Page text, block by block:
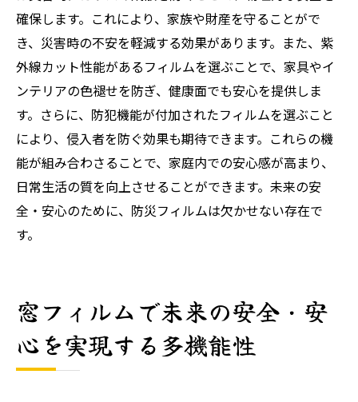
確保します。これにより、家族や財産を守ることがで
き、災害時の不安を軽減する効果があります。また、紫
外線カット性能があるフィルムを選ぶことで、家具やイ
ンテリアの色褪せを防ぎ、健康面でも安心を提供しま
す。さらに、防犯機能が付加されたフィルムを選ぶこと
により、侵入者を防ぐ効果も期待できます。これらの機
能が組み合わさることで、家庭内での安心感が高まり、
日常生活の質を向上させることができます。未来の安
全・安心のために、防災フィルムは欠かせない存在で
す。
窓フィルムで未来の安全・安
心を実現する多機能性